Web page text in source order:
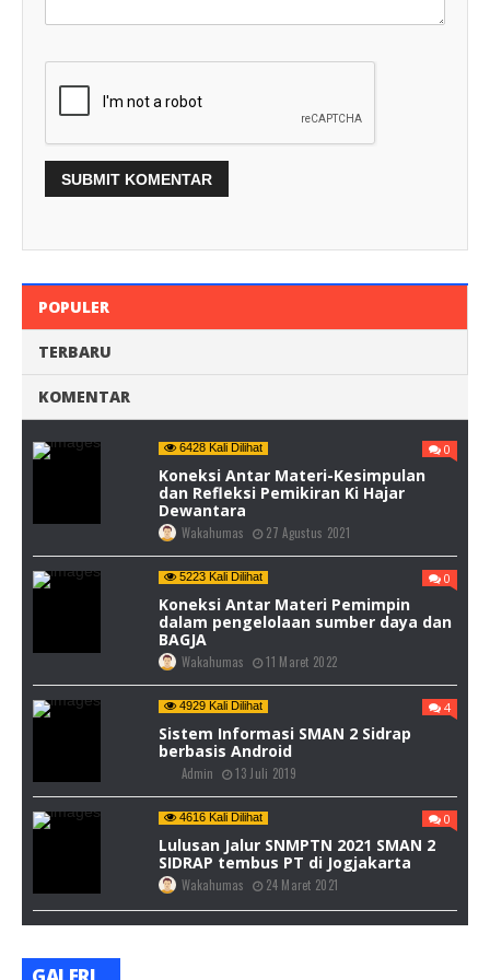
POPULER
TERBARU
KOMENTAR
6428 Kali Dilihat 0
Koneksi Antar Materi-Kesimpulan
dan Refleksi Pemikiran Ki Hajar
Dewantara
Wakahumas 27 Agustus 2021
5223 Kali Dilihat 0
Koneksi Antar Materi Pemimpin
dalam pengelolaan sumber daya dan
BAGJA
Wakahumas 11 Maret 2022
4929 Kali Dilihat 4
Sistem Informasi SMAN 2 Sidrap
berbasis Android
Admin 13 Juli 2019
4616 Kali Dilihat 0
Lulusan Jalur SNMPTN 2021 SMAN 2
SIDRAP tembus PT di Jogjakarta
Wakahumas 24 Maret 2021